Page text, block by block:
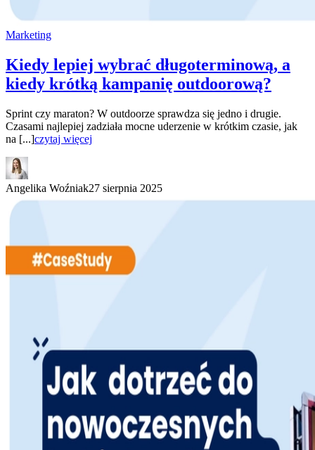
Marketing
Kiedy lepiej wybrać długoterminową, a
kiedy krótką kampanię outdoorową?
Sprint czy maraton? W outdoorze sprawdza się jedno i drugie.
Czasami najlepiej zadziała mocne uderzenie w krótkim czasie, jak
na [...]czytaj więcej
Angelika Woźniak27 sierpnia 2025